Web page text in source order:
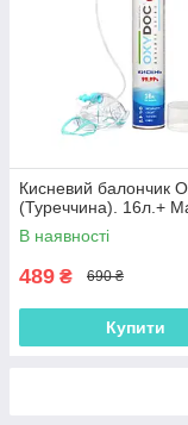
Кисневий балончик
(Туреччина). 16л.+
В наявності
489 ₴ 690 ₴
Купити